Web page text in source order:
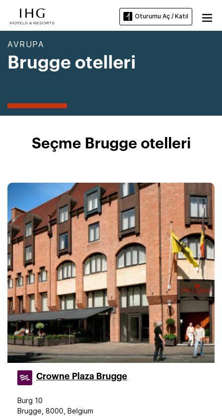
Oturumu Aç / Katıl
AVRUPA
Brugge otelleri
Seçme Brugge otelleri
Crowne Plaza Brugge
Burg 10
Brugge, 8000, Belgium